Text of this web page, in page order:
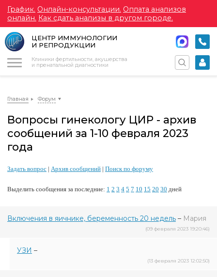
График. Онлайн-консультации. Оплата анализов
онлайн. Как сдать анализы в другом городе.
ЦЕНТР ИММУНОЛОГИИ
И РЕПРОДУКЦИИ
Клиники фертильности, акушерства
и пренатальной диагностики
Главная Форум
Вопросы гинекологу ЦИР - архив
сообщений за 1-10 февраля 2023
года
Задать вопрос | Архив сообщений | Поиск по форуму
Выделить сообщения за последние: 1 2 3 4 5 7 10 15 20 30 дней
Включения в яичнике, беременность 20 недель – Мария
(09 февраля 2023 19:20:46)
УЗИ –
(13 февраля 2023 12:02:50)